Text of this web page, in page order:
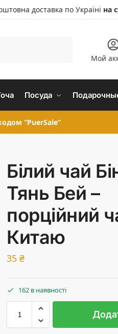
доставка по Україні на
Мой
Посуда
“PuerSale”
Білий чай
Тянь Бей –
порційний
Китаю
35₴
162 в наявності